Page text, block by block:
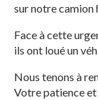
sur notre camion
Face à cette
ils ont loué un
Nous tenons à
Votre patience